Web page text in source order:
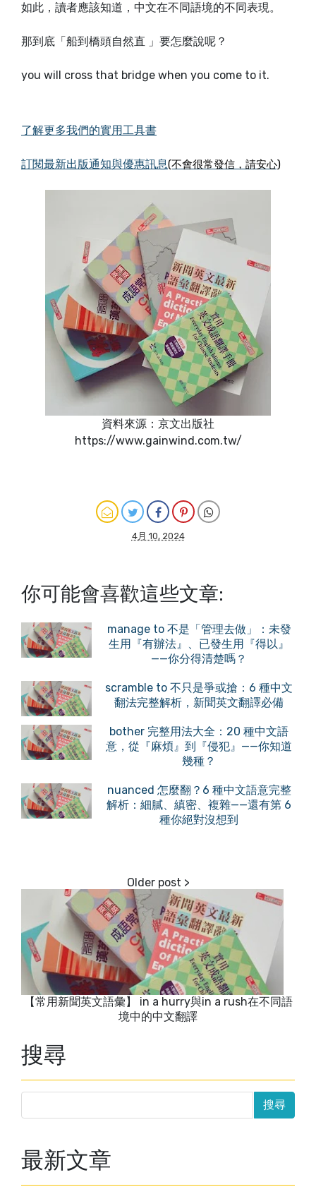
如此，讀者應該知道，中文在不同語境的不同表現。
那到底「船到橋頭自然直 」要怎麼說呢？
you will cross that bridge when you come to it.
了解更多我們的實用工具書
訂閱最新出版通知與優惠訊息(不會很常發信，請安心)
資料來源：京文出版社
https://www.gainwind.com.tw/
4月 10, 2024
你可能會喜歡這些文章:
manage to 不是「管理去做」：未發
生用『有辦法』、已發生用『得以』
——你分得清楚嗎？
scramble to 不只是爭或搶：6 種中文
翻法完整解析，新聞英文翻譯必備
bother 完整用法大全：20 種中文語
意，從『麻煩』到『侵犯』——你知道
幾種？
nuanced 怎麼翻？6 種中文語意完整
解析：細膩、縝密、複雜——還有第 6
種你絕對沒想到
【常用新聞英文語彙】 in a hurry與in a rush在不同語
境中的中文翻譯
搜尋
最新文章